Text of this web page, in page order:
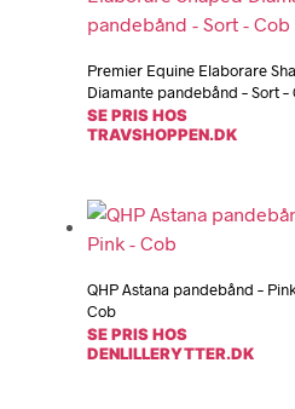
Premier Equine Elaborare
Diamante pandebånd – Sort –
SE PRIS HOS
TRAVSHOPPEN.DK
QHP Astana pandebånd –
Cob
SE PRIS HOS
DENLILLERYTTER.DK